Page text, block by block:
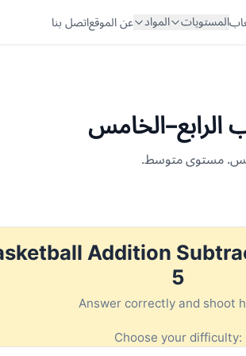
المستويات المواد عن الموقعاتصل بنا
مستوى متوسط.